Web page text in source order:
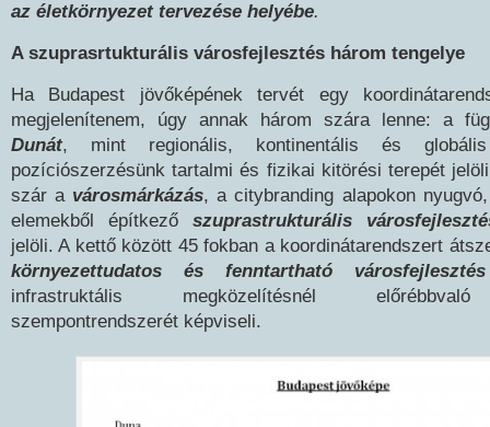
az életkörnyezet tervezése helyébe.
A szuprasrtukturális városfejlesztés három tengelye
Ha Budapest jövőképének tervét egy
megjelenítenem, úgy annak három szára lenne: a
Dunát, mint regionális, kontinentális és globális
pozíciószerzésünk tartalmi és fizikai kitörési terepét
szár a városmárkázás, a citybranding alapokon
elemekből építkező szuprastrukturális
jelöli. A kettő között 45 fokban a koordinátarendszert
környezettudatos és fenntartható városfejlesztés
infrastruktális megközelítésnél
szempontrendszerét képviseli.